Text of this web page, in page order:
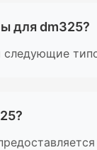
для dm325?